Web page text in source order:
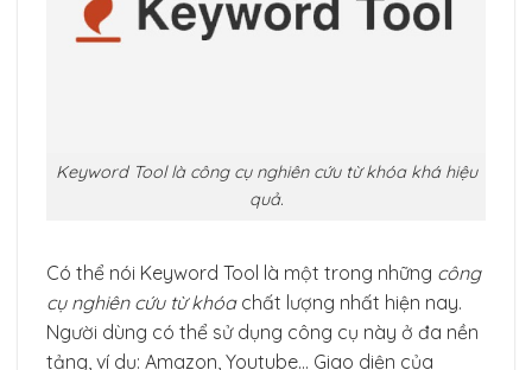
Keyword Tool là công cụ nghiên cứu từ khóa khá hiệu
quả.
Có thể nói Keyword Tool là một trong những công
cụ nghiên cứu từ khóachất lượng nhất hiện nay.
Người dùng có thể sử dụng công cụ này ở đa nền
tảng, ví dụ: Amazon, Youtube… Giao diện của